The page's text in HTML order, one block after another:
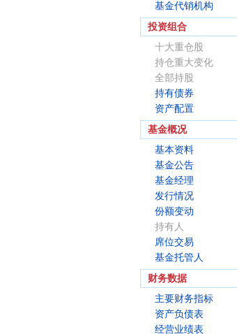
基金代销机构
投资组合
十大重仓股
持仓重大变化
全部持股
持有债券
资产配置
基金概况
基本资料
基金公告
基金经理
发行情况
份额变动
持有人
席位交易
基金托管人
财务数据
主要财务指标
资产负债表
经营业绩表